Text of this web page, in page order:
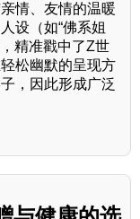
情、友情的温暖
设（如“佛系姐
精准戳中了Z世
松幽默的呈现方
，因此形成广泛